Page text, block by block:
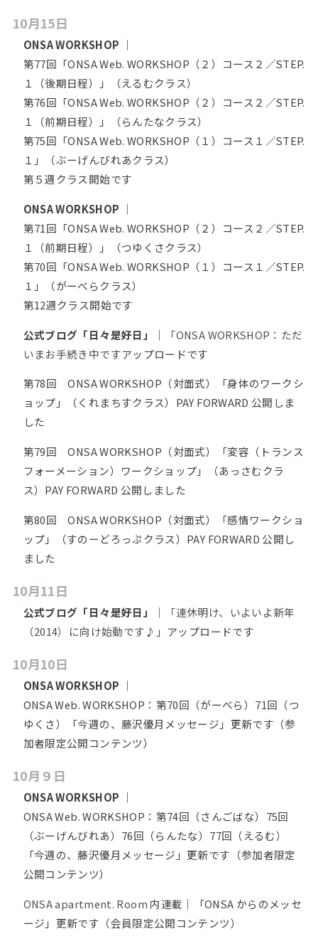
10月15日
ONSA WORKSHOP ｜
第77回「ONSA Web. WORKSHOP（２）コース２／STEP.
１（後期日程）」（えるむクラス）
第76回「ONSA Web. WORKSHOP（２）コース２／STEP.
１（前期日程）」（らんたなクラス）
第75回「ONSA Web. WORKSHOP（１）コース１／STEP.
１」（ぶーげんびれあクラス）
第５週クラス開始です
ONSA WORKSHOP ｜
第71回「ONSA Web. WORKSHOP（２）コース２／STEP.
１（前期日程）」（つゆくさクラス）
第70回「ONSA Web. WORKSHOP（１）コース１／STEP.
１」（がーべらクラス）
第12週クラス開始です
公式ブログ「日々是好日」
｜
「ONSA WORKSHOP：ただ
いまお手続き中ですアップロードです
第78回 ONSA WORKSHOP（対面式）「身体のワークシ
ョップ」（くれまちすクラス）PAY FORWARD 公開しま
した
第79回 ONSA WORKSHOP（対面式）「変容（トランス
フォーメーション）ワークショップ」（あっさむクラ
ス）PAY FORWARD 公開しました
第80回 ONSA WORKSHOP（対面式）「感情ワークショ
ップ」（すのーどろっぷクラス）PAY FORWARD 公開し
ました
10月11日
公式ブログ「日々是好日」 ｜
「連休明け、いよいよ新年
（2014）に向け始動です♪」 アップロードです
10月10日
ONSA WORKSHOP ｜
ONSA Web. WORKSHOP：第70回（がーべら）71回（つ
ゆくさ）「今週の、藤沢優月メッセージ」更新です（参
加者限定公開コンテンツ）
10月９日
ONSA WORKSHOP ｜
ONSA Web. WORKSHOP：第74回（さんごばな）75回
（ぶーげんびれあ）76回（らんたな）77回（えるむ）
「今週の、藤沢優月メッセージ」更新です（参加者限定
公開コンテンツ）
ONSA apartment. Room 内連載｜「ONSA からのメッセ
ージ」更新です（会員限定公開コンテンツ）